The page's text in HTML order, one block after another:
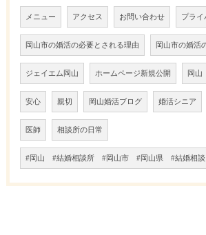
メニュー アクセス お問い合わせ プライ
岡山市の婚活の必要とされる理由 岡山市の婚活
ジェイエム岡山 ホームページ新規公開 岡山
安心 親切 岡山婚活ブログ 婚活シニア
医師 相談所の日常
#岡山 #結婚相談所 #岡山市 #岡山県 #結婚相談